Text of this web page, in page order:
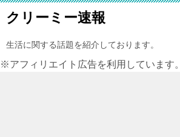
クリーミー速報
生活に関する話題を紹介しております。
※アフィリエイト広告を利用しています。